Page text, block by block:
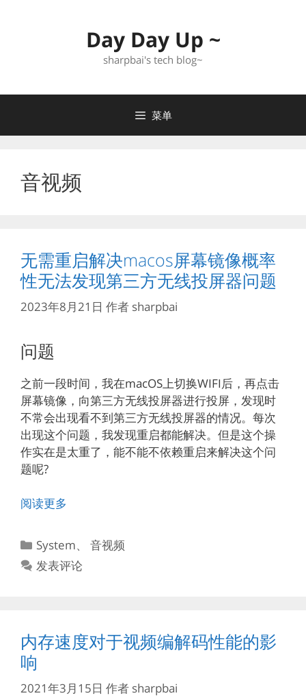
Day Day Up ~
sharpbai's tech blog~
菜单
音视频
无需重启解决macos屏幕镜像概率
性无法发现第三方无线投屏器问题
2023年8月21日 作者 sharpbai
问题
之前一段时间，我在macOS上切换WIFI后，再点击
屏幕镜像，向第三方无线投屏器进行投屏，发现时
不常会出现看不到第三方无线投屏器的情况。每次
出现这个问题，我发现重启都能解决。但是这个操
作实在是太重了，能不能不依赖重启来解决这个问
题呢?
阅读更多
分
类
System、音视频
发表评论
内存速度对于视频编解码性能的影
响
2021年3月15日 作者 sharpbai